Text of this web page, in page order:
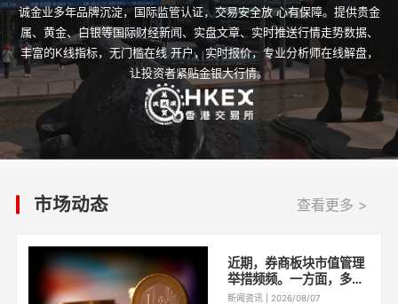
诚金业多年品牌沉淀，国际监管认证，交易安全放 心有保障。提供贵金
属、黄金、白银等国际财经新闻、实盘文章、实时推送行情走势数据、
丰富的K线指标，无门槛在线 开户，实时报价，专业分析师在线解盘，
让投资者紧贴金银大行情。
市场动态 查看更多 >
近期，券商板块市值管理
举措频频。一方面，多家
券商重要股东宣布将真金
新闻资讯 | 2026/08/07